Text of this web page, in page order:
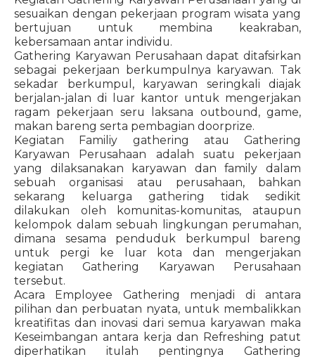
sesuaikan dengan pekerjaan program wisata yang
bertujuan untuk membina keakraban,
kebersamaan antar individu.
Gathering Karyawan Perusahaan dapat ditafsirkan
sebagai pekerjaan berkumpulnya karyawan. Tak
sekadar berkumpul, karyawan seringkali diajak
berjalan-jalan di luar kantor untuk mengerjakan
ragam pekerjaan seru laksana outbound, game,
makan bareng serta pembagian doorprize.
Kegiatan Familiy gathering atau Gathering
Karyawan Perusahaan adalah suatu pekerjaan
yang dilaksanakan karyawan dan family dalam
sebuah organisasi atau perusahaan, bahkan
sekarang keluarga gathering tidak sedikit
dilakukan oleh komunitas-komunitas, ataupun
kelompok dalam sebuah lingkungan perumahan,
dimana sesama penduduk berkumpul bareng
untuk pergi ke luar kota dan mengerjakan
kegiatan Gathering Karyawan Perusahaan
tersebut.
Acara Employee Gathering menjadi di antara
pilihan dan perbuatan nyata, untuk membalikkan
kreatifitas dan inovasi dari semua karyawan maka
Keseimbangan antara kerja dan Refreshing patut
diperhatikan itulah pentingnya Gathering